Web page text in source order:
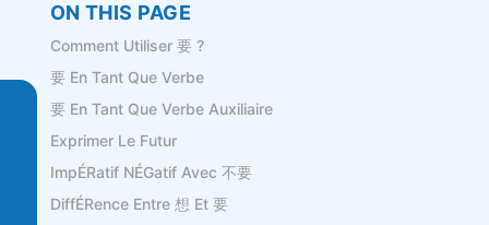
ON THIS PAGE
Comment Utiliser 要 ?
要 En Tant Que Verbe
要 En Tant Que Verbe Auxiliaire
Exprimer Le Futur
ImpÉRatif NÉGatif Avec 不要
DiffÉRence Entre 想 Et 要